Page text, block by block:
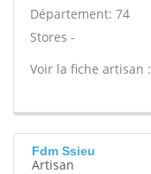
Département: 74
Stores -
Voir la fiche artisan :
Fdm Ssieu
Artisan